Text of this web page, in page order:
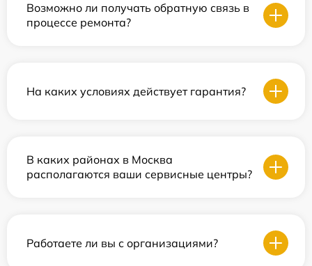
Возможно ли получать обратную связь в
процессе ремонта?
На каких условиях действует гарантия?
В каких районах в Москва
располагаются ваши сервисные центры?
Работаете ли вы с организациями?